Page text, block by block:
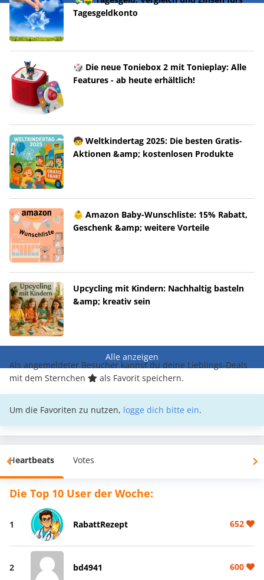
Tagesgeldkonto
🎲 Die neue Toniebox 2 mit Tonieplay: Alle
Features - ab heute erhältlich!
🧒 Weltkindertag 2025: Die besten Gratis-
Aktionen &amp; kostenlosen Produkte
👶 Amazon Baby-Wunschliste: 15% Rabatt,
Geschenk &amp; weitere Vorteile
Upcycling mit Kindern: Nachhaltig basteln
&amp; kreativ sein
Alle anzeigen
Als angemeldeter Besucher kannst du deine Lieblings-Deals
mit dem Sternchen
als Favorit speichern.
Um die Favoriten zu nutzen, logge dich bitte ein.
Heartbeats Votes
Die Top 10 User der Woche:
1 RabattRezept 652
2 bd4941 600